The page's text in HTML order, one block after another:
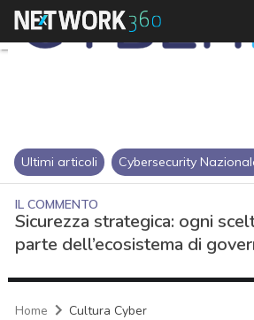
Ultimi articoli Cybersecurity
IL COMMENTO
Sicurezza strategica: ogni
parte dell’ecosistema di
Home Cultura Cyber